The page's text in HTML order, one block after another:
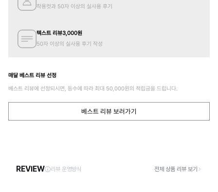
착용컷과 50자 이상의 실사용 후기
텍스트 리뷰3,000원
50자 이상의 실사용 후기 작성
매달 베스트 리뷰 선정
베스트 리뷰에 선정되시면, 등수에 따라 최대 50,000원의 적립금을 드립니다.
베스트 리뷰 보러가기